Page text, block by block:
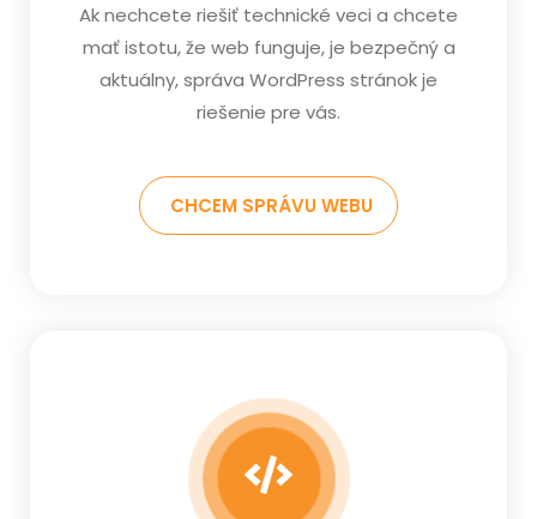
Ak nechcete riešiť technické veci a chcete
mať istotu, že web funguje, je bezpečný a
aktuálny, správa WordPress stránok je
riešenie pre vás.
CHCEM SPRÁVU WEBU